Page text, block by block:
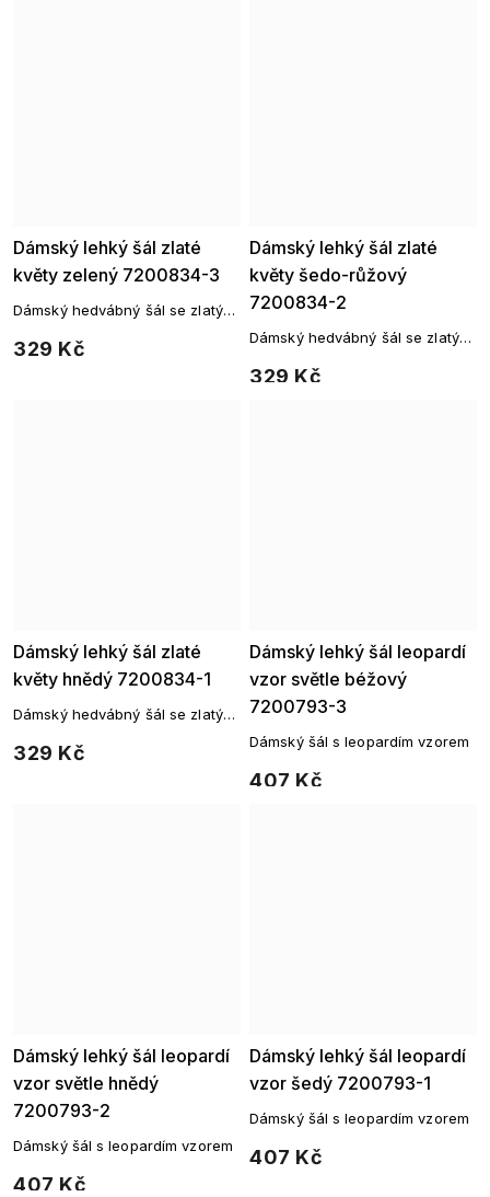
Dámský lehký šál zlaté
květy zelený 7200834-3
329 Kč
Dámský hedvábný šál se zlatým
Dámský lehký šál zlaté
květy šedo-růžový
7200834-2
329 Kč
Dámský hedvábný šál se zlatým
Dámský lehký šál zlaté
květy hnědý 7200834-1
329 Kč
Dámský hedvábný šál se zlatým
Dámský lehký šál leopardí
vzor světle béžový
7200793-3
407 Kč
Dámský šál s leopardím vzorem
Dámský lehký šál leopardí
vzor světle hnědý
7200793-2
407 Kč
Dámský šál s leopardím vzorem
Dámský lehký šál leopardí
vzor šedý 7200793-1
407 Kč
Dámský šál s leopardím vzorem